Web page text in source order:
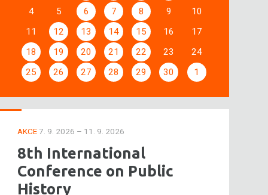
4
5 6 7 8 9
10
11
12 13 14 15 16
17
18
19 20 21 22 23
24
25
26 27 28 29 30 1
AKCE7. 9. 2026 – 11. 9. 2026
8th International
Conference on Public
History